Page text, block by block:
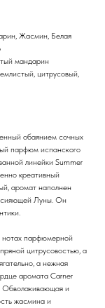
Жасмин, Белая
мандарин
цитрусовый,
обаянием сочных
парфюм испанского
линейки Summer
креативный
аромат наполнен
сияющей Луны. Он
нотах парфюмерной
цитрусовостью, а
а нежная
аромата Carner
Обволакивающая и
жасмина и